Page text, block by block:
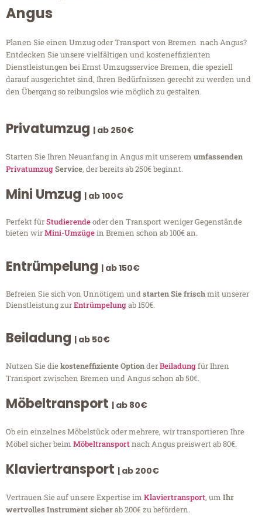
Angus
Planen Sie einen Umzug oder Transport von Bremen nach Angus?
Entdecken Sie unsere vielfältigen und kosteneffizienten
Dienstleistungen bei Ernst Umzugsservice Bremen, die speziell
darauf ausgerichtet sind, Ihren Bedürfnissen gerecht zu werden und
den Übergang so reibungslos wie möglich zu gestalten.
Privatumzug | ab 250€
Starten Sie Ihren Neuanfang in Angus mit unserem umfassenden
PrivatumzugService, der bereits ab 250€ beginnt.
Mini Umzug | ab 100€
Perfekt fürStudierendeoder den Transport weniger Gegenstände
bieten wirMini-Umzügein Bremen schon ab 100€ an.
Entrümpelung | ab 150€
Befreien Sie sich von Unnötigem undstarten Sie frischmit unserer
Dienstleistung zurEntrümpelungab 150€.
Beiladung | ab 50€
Nutzen Sie diekosteneffiziente OptionderBeiladungfür Ihren
Transport zwischen Bremen und Angus schon ab 50€.
Möbeltransport | ab 80€
Ob ein einzelnes Möbelstück oder mehrere, wir transportieren Ihre
Möbel sicher beim Möbeltransportnach Angus preiswert ab 80€.
Klaviertransport | ab 200€
Vertrauen Sie auf unsere Expertise im Klaviertransport, um Ihr
wertvolles Instrument sicherab 200€ zu befördern.